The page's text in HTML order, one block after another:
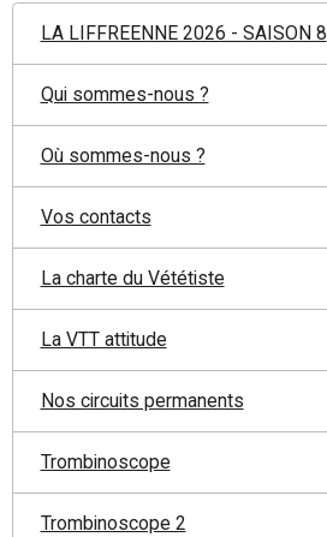
LA LIFFREENNE 2026 - SAISON 8
Qui sommes-nous ?
Où sommes-nous ?
Vos contacts
La charte du Vététiste
La VTT attitude
Nos circuits permanents
Trombinoscope
Trombinoscope 2